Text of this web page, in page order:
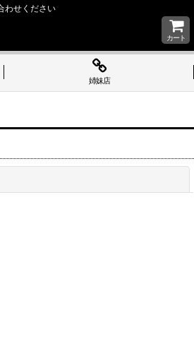
わせください
カート
姉妹店